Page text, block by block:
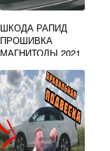
ШКОДА РАПИД
ПРОШИВКА
МАГНИТОЛЫ 2021